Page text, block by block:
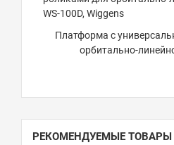
WS-100D, Wiggens
Платформа с
орбитально-
РЕКОМЕНДУЕМЫЕ ТОВАРЫ